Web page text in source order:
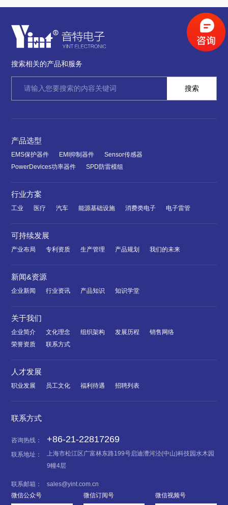
搜索相关的产品和服务
产品选型
EMS保护器件 EMI抑制器件
Sensor传感器
PowerDevices功率器件
SPD防雷模组
行业方案
工业 医疗 汽车 能源基础设施 消费类电子 电子雷管
可持续发展
产业布局 专利资质 生产管理 产品规划 我们的未来
新闻&资源
企业新闻 行业资讯 产品知识 知识学堂
关于我们
企业简介 文化理念 组织架构 发展历程
销售网络
荣誉资质
联系方式
人才发展
职业发展 员工文化 福利待遇 招聘列表
联系方式
咨询热线： +86-21-22817269
联系地址：
上海市松江区广富林东路199号启迪漕河泾(中山)科技园水木园
9幢4层
联系邮箱：
sales@yint.com.cn
微信公众号
微信订阅号 微信视频号